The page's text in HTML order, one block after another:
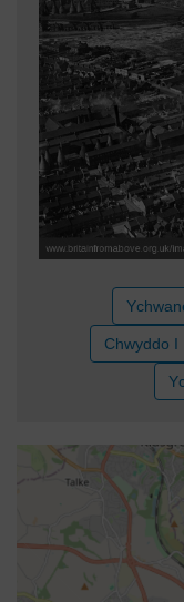
Chwyddo I